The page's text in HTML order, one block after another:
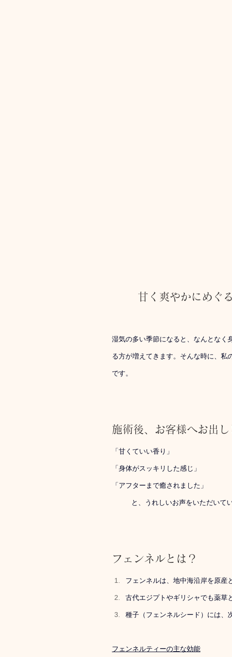
甘く爽やかにめぐ
湿気の多い季節になると、なんとなく
る方が増えてきます。そんな時に、私
です。
施術後、お客様へお出
「甘くていい香り」
「身体がスッキリした感じ」
「アフターまで癒されました」
と、うれしいお声をいただいてい
フェンネルとは？
フェンネルは、地中海沿岸を原産
古代エジプトやギリシャでも薬草
種子（フェンネルシード）には、
フェンネルティーの主な効能